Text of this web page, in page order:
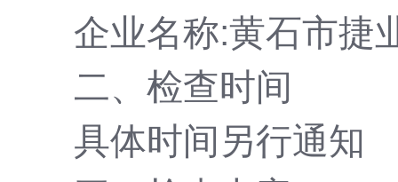
企业名称:黄石市捷
二、检查时间
具体时间另行通知